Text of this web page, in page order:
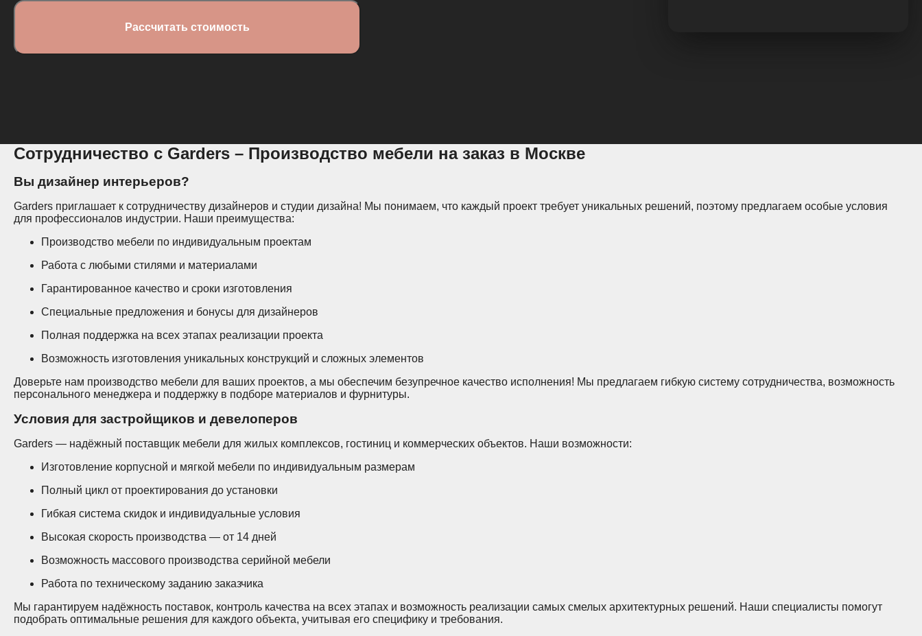
Сотрудничество с Garders – Производство мебели на заказ в Москве
Вы дизайнер интерьеров?
Garders приглашает к сотрудничеству дизайнеров и студии дизайна! Мы понимаем, что каждый проект требует уникальных решений, поэтому предлагаем особые условия
для профессионалов индустрии. Наши преимущества:
Производство мебели по индивидуальным проектам
Работа с любыми стилями и материалами
Гарантированное качество и сроки изготовления
Специальные предложения и бонусы для дизайнеров
Полная поддержка на всех этапах реализации проекта
Возможность изготовления уникальных конструкций и сложных элементов
Доверьте нам производство мебели для ваших проектов, а мы обеспечим безупречное качество исполнения! Мы предлагаем гибкую систему сотрудничества, возможность
персонального менеджера и поддержку в подборе материалов и фурнитуры.
Условия для застройщиков и девелоперов
Garders — надёжный поставщик мебели для жилых комплексов, гостиниц и коммерческих объектов. Наши возможности:
Изготовление корпусной и мягкой мебели по индивидуальным размерам
Полный цикл от проектирования до установки
Гибкая система скидок и индивидуальные условия
Высокая скорость производства — от 14 дней
Возможность массового производства серийной мебели
Работа по техническому заданию заказчика
Мы гарантируем надёжность поставок, контроль качества на всех этапах и возможность реализации самых смелых архитектурных решений. Наши специалисты помогут
подобрать оптимальные решения для каждого объекта, учитывая его специфику и требования.